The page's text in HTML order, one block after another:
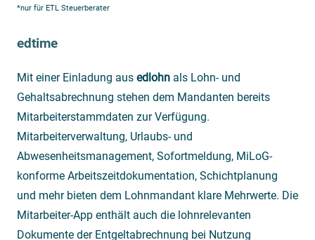
*nur für ETL Steuerberater
edtime
Mit einer Einladung aus edlohn als Lohn- und
Gehaltsabrechnung stehen dem Mandanten bereits
Mitarbeiterstammdaten zur Verfügung.
Mitarbeiterverwaltung, Urlaubs- und
Abwesenheitsmanagement, Sofortmeldung, MiLoG-
konforme Arbeitszeitdokumentation, Schichtplanung
und mehr bieten dem Lohnmandant klare Mehrwerte. Die
Mitarbeiter-App enthält auch die lohnrelevanten
Dokumente der Entgeltabrechnung bei Nutzung